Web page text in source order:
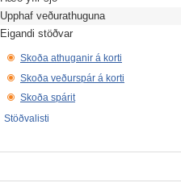
Upphaf veðurathuguna
Eigandi stöðvar
Skoða athuganir á korti
Skoða veðurspár á korti
Skoða spárit
Stöðvalisti